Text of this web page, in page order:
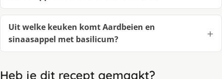
Uit welke keuken komt Aardbeien en
sinaasappel met basilicum?
Heb je dit recept gemaakt?